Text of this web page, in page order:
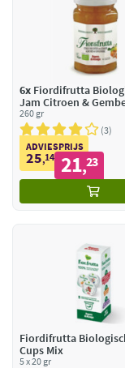
6x Fiordifrutta
Jam Citroen &
260 gr
3
ADVIESPRIJS
25,14 21,23
Fiordifrutta
Cups Mix
5 x 20 gr